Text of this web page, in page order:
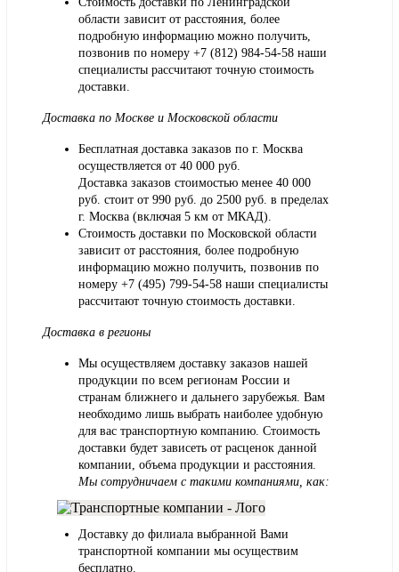
области зависит от расстояния, более
подробную информацию можно получить,
позвонив по номеру +7 (812) 984-54-58 наши
специалисты рассчитают точную стоимость
доставки.
Доставка по Москве и Московской области
Бесплатная доставка заказов по г. Москва
осуществляется от 40 000 руб.
Доставка заказов стоимостью менее 40 000
руб. стоит от 990 руб. до 2500 руб. в пределах
г. Москва (включая 5 км от МКАД).
Стоимость доставки по Московской области
зависит от расстояния, более подробную
информацию можно получить, позвонив по
номеру +7 (495) 799-54-58 наши специалисты
рассчитают точную стоимость доставки.
Доставка в регионы
Мы осуществляем доставку заказов нашей
продукции по всем регионам России и
странам ближнего и дальнего зарубежья. Вам
необходимо лишь выбрать наиболее удобную
для вас транспортную компанию. Стоимость
доставки будет зависеть от расценок данной
компании, объема продукции и расстояния.
Мы сотрудничаем с такими компаниями, как:
Доставку до филиала выбранной Вами
транспортной компании мы осуществим
бесплатно.